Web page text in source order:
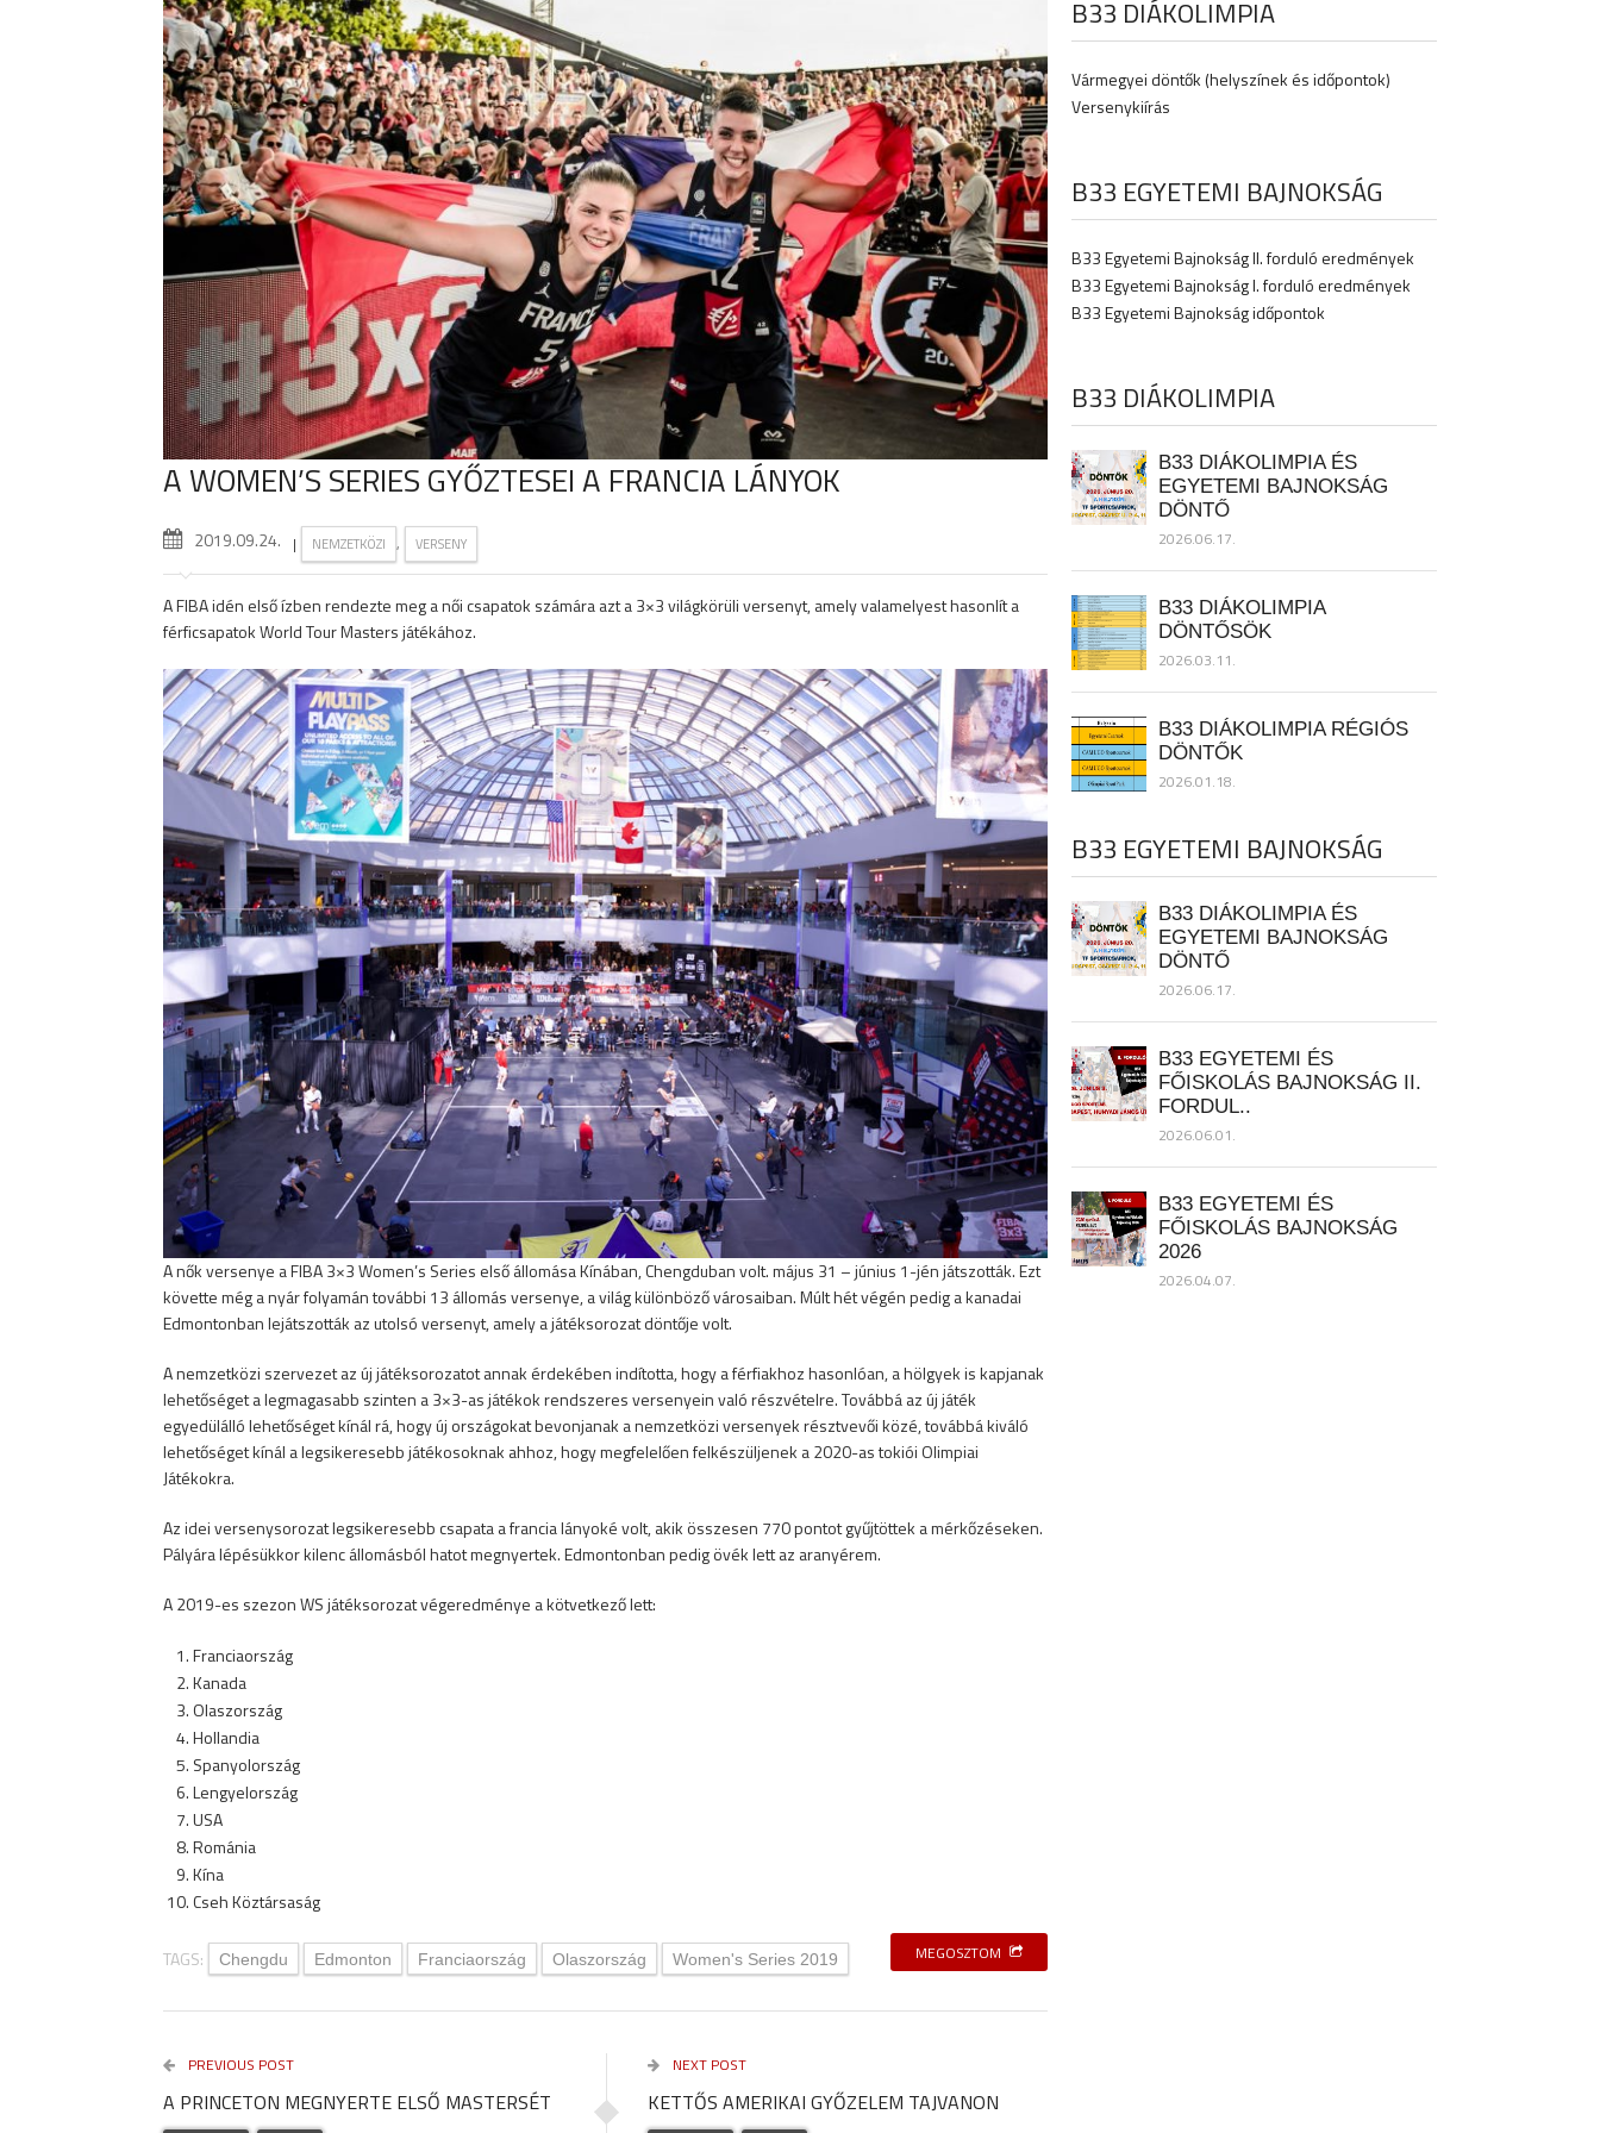
A WOMEN’S SERIES GYŐZTESEI A FRANCIA LÁNYOK
2019.09.24. | NEMZETKÖZI , VERSENY
A FIBA idén első ízben rendezte meg a női csapatok számára azt a 3×3 világkörüli versenyt, amely valamelyest hasonlít a
férficsapatok World Tour Masters játékához.
A nők versenye a FIBA 3×3 Women’s Series első állomása Kínában, Chengduban volt. május 31 – június 1-jén játszották. Ezt
követte még a nyár folyamán további 13 állomás versenye, a világ különböző városaiban. Múlt hét végén pedig a kanadai
Edmontonban lejátszották az utolsó versenyt, amely a játéksorozat döntője volt.
A nemzetközi szervezet az új játéksorozatot annak érdekében indította, hogy a férfiakhoz hasonlóan, a hölgyek is kapjanak
lehetőséget a legmagasabb szinten a 3×3-as játékok rendszeres versenyein való részvételre. Továbbá az új játék
egyedülálló lehetőséget kínál rá, hogy új országokat bevonjanak a nemzetközi versenyek résztvevői közé, továbbá kiváló
lehetőséget kínál a legsikeresebb játékosoknak ahhoz, hogy megfelelően felkészüljenek a 2020-as tokiói Olimpiai
Játékokra.
Az idei versenysorozat legsikeresebb csapata a francia lányoké volt, akik összesen 770 pontot gyűjtöttek a mérkőzéseken.
Pályára lépésükkor kilenc állomásból hatot megnyertek. Edmontonban pedig övék lett az aranyérem.
A 2019-es szezon WS játéksorozat végeredménye a kötvetkező lett:
Franciaország
Kanada
Olaszország
Hollandia
Spanyolország
Lengyelország
USA
Románia
Kína
Cseh Köztársaság
TAGS: Chengdu Edmonton Franciaország Olaszország Women's Series 2019 MEGOSZTOM
PREVIOUS POST
A PRINCETON MEGNYERTE ELSŐ MASTERSÉT
NEXT POST
KETTŐS AMERIKAI GYŐZELEM TAJVANON
B33 DIÁKOLIMPIA
Vármegyei döntők (helyszínek és időpontok)
Versenykiírás
B33 EGYETEMI BAJNOKSÁG
B33 Egyetemi Bajnokság II. forduló eredmények
B33 Egyetemi Bajnokság I. forduló eredmények
B33 Egyetemi Bajnokság időpontok
B33 DIÁKOLIMPIA
B33 DIÁKOLIMPIA ÉS
EGYETEMI BAJNOKSÁG
DÖNTŐ
2026.06.17.
B33 DIÁKOLIMPIA
DÖNTŐSÖK
2026.03.11.
B33 DIÁKOLIMPIA RÉGIÓS
DÖNTŐK
2026.01.18.
B33 EGYETEMI BAJNOKSÁG
B33 DIÁKOLIMPIA ÉS
EGYETEMI BAJNOKSÁG
DÖNTŐ
2026.06.17.
B33 EGYETEMI ÉS
FŐISKOLÁS BAJNOKSÁG II.
FORDUL..
2026.06.01.
B33 EGYETEMI ÉS
FŐISKOLÁS BAJNOKSÁG
2026
2026.04.07.